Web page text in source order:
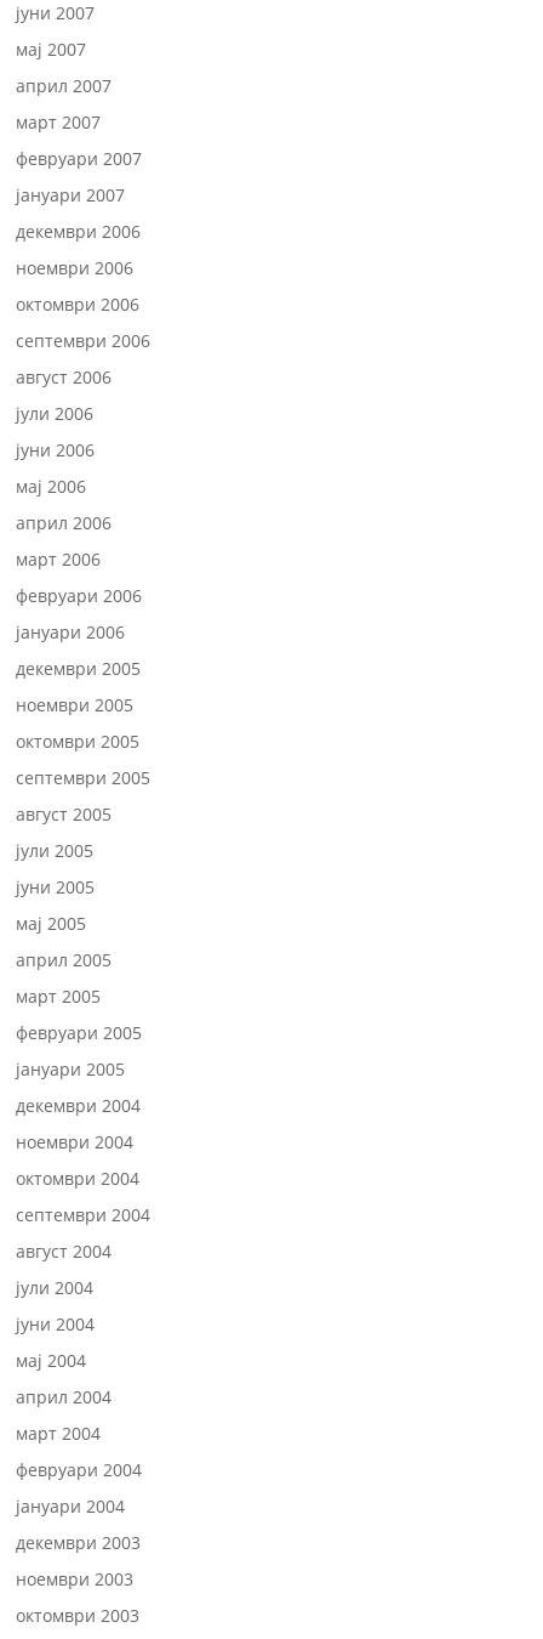
јуни 2007
мај 2007
април 2007
март 2007
февруари 2007
јануари 2007
декември 2006
ноември 2006
октомври 2006
септември 2006
август 2006
јули 2006
јуни 2006
мај 2006
април 2006
март 2006
февруари 2006
јануари 2006
декември 2005
ноември 2005
октомври 2005
септември 2005
август 2005
јули 2005
јуни 2005
мај 2005
април 2005
март 2005
февруари 2005
јануари 2005
декември 2004
ноември 2004
октомври 2004
септември 2004
август 2004
јули 2004
јуни 2004
мај 2004
април 2004
март 2004
февруари 2004
јануари 2004
декември 2003
ноември 2003
октомври 2003